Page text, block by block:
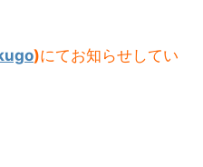
)にてお知らせしてい